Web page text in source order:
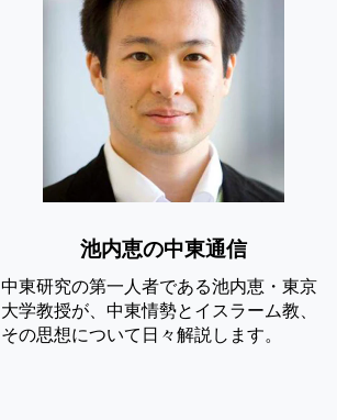
池内恵の中東通信
中東研究の第⼀⼈者である池内恵・東京
⼤学教授が、中東情勢とイスラーム教、
その思想について⽇々解説します。